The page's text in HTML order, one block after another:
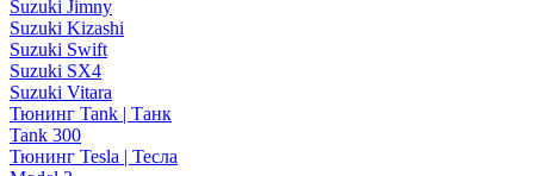
Suzuki Jimny
Suzuki Kizashi
Suzuki Swift
Suzuki SX4
Suzuki Vitara
Тюнинг Tank | Танк
Tank 300
Тюнинг Tesla | Тесла